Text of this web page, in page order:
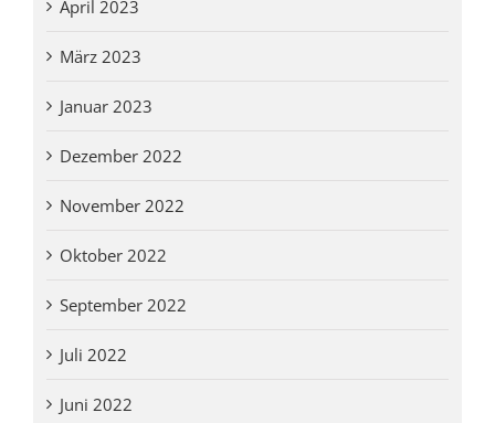
April 2023
März 2023
Januar 2023
Dezember 2022
November 2022
Oktober 2022
September 2022
Juli 2022
Juni 2022